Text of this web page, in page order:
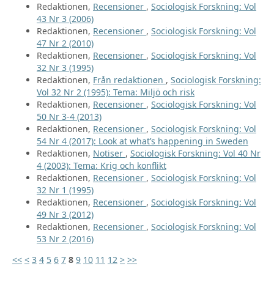
Redaktionen, Recensioner , Sociologisk Forskning: Vol
43 Nr 3 (2006)
Redaktionen, Recensioner , Sociologisk Forskning: Vol
47 Nr 2 (2010)
Redaktionen, Recensioner , Sociologisk Forskning: Vol
32 Nr 3 (1995)
Redaktionen, Från redaktionen , Sociologisk Forskning:
Vol 32 Nr 2 (1995): Tema: Miljö och risk
Redaktionen, Recensioner , Sociologisk Forskning: Vol
50 Nr 3-4 (2013)
Redaktionen, Recensioner , Sociologisk Forskning: Vol
54 Nr 4 (2017): Look at what’s happening in Sweden
Redaktionen, Notiser , Sociologisk Forskning: Vol 40 Nr
4 (2003): Tema: Krig och konflikt
Redaktionen, Recensioner , Sociologisk Forskning: Vol
32 Nr 1 (1995)
Redaktionen, Recensioner , Sociologisk Forskning: Vol
49 Nr 3 (2012)
Redaktionen, Recensioner , Sociologisk Forskning: Vol
53 Nr 2 (2016)
<< < 3 4 5 6 7 8 9 10 11 12 > >>